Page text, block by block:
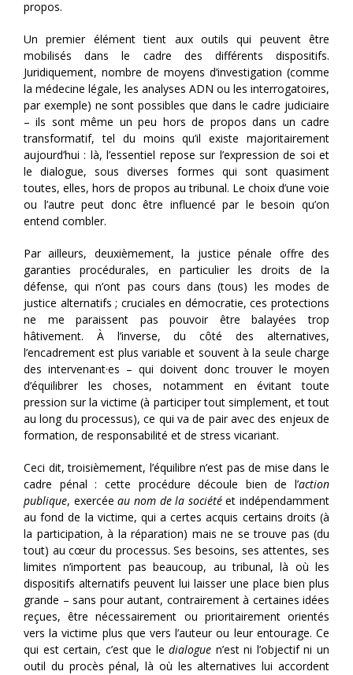
propos.
Un premier élément tient aux outils qui peuvent être
mobilisés dans le cadre des différents dispositifs.
Juridiquement, nombre de moyens d’investigation (comme
la médecine légale, les analyses ADN ou les interrogatoires,
par exemple) ne sont possibles que dans le cadre judiciaire
– ils sont même un peu hors de propos dans un cadre
transformatif, tel du moins qu’il existe majoritairement
aujourd’hui : là, l’essentiel repose sur l’expression de soi et
le dialogue, sous diverses formes qui sont quasiment
toutes, elles, hors de propos au tribunal. Le choix d’une voie
ou l’autre peut donc être influencé par le besoin qu’on
entend combler.
Par ailleurs, deuxièmement, la justice pénale offre des
garanties procédurales, en particulier les droits de la
défense, qui n’ont pas cours dans (tous) les modes de
justice alternatifs ; cruciales en démocratie, ces protections
ne me paraissent pas pouvoir être balayées trop
hâtivement. À l’inverse, du côté des alternatives,
l’encadrement est plus variable et souvent à la seule charge
des intervenant·es – qui doivent donc trouver le moyen
d’équilibrer les choses, notamment en évitant toute
pression sur la victime (à participer tout simplement, et tout
au long du processus), ce qui va de pair avec des enjeux de
formation, de responsabilité et de stress vicariant.
Ceci dit, troisièmement, l’équilibre n’est pas de mise dans le
cadre pénal : cette procédure découle bien de l’action
publique, exercéeau nom de la sociétéet indépendamment
au fond de la victime, qui a certes acquis certains droits (à
la participation, à la réparation) mais ne se trouve pas (du
tout) au cœur du processus. Ses besoins, ses attentes, ses
limites n’importent pas beaucoup, au tribunal, là où les
dispositifs alternatifs peuvent lui laisser une place bien plus
grande – sans pour autant, contrairement à certaines idées
reçues, être nécessairement ou prioritairement orientés
vers la victime plus que vers l’auteur ou leur entourage. Ce
qui est certain, c’est que ledialogue n’est ni l’objectif ni un
outil du procès pénal, là où les alternatives lui accordent